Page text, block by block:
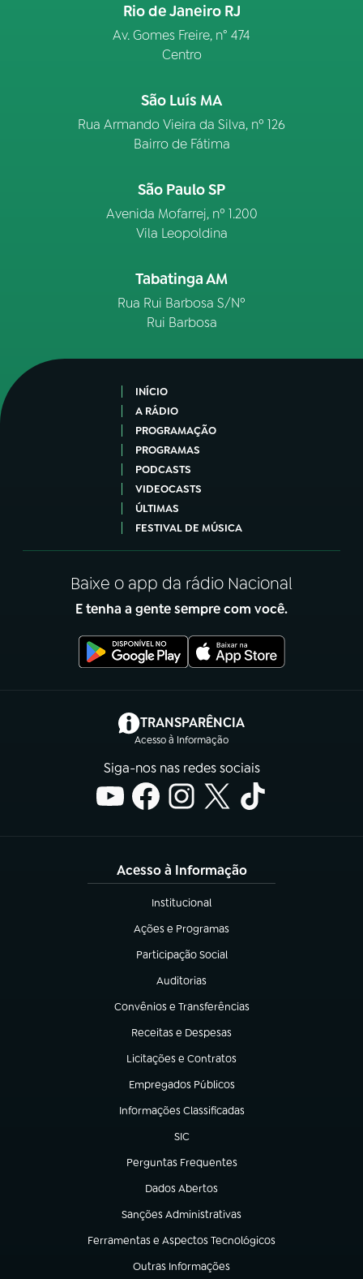
Rio de Janeiro RJ
Av. Gomes Freire, n° 474
Centro
São Luís MA
Rua Armando Vieira da Silva, nº 126
Bairro de Fátima
São Paulo SP
Avenida Mofarrej, nº 1.200
Vila Leopoldina
Tabatinga AM
Rua Rui Barbosa S/Nº
Rui Barbosa
INÍCIO
A RÁDIO
PROGRAMAÇÃO
PROGRAMAS
PODCASTS
VIDEOCASTS
ÚLTIMAS
FESTIVAL DE MÚSICA
Baixe o app da rádio Nacional
E tenha a gente sempre com você.
TRANSPARÊNCIA
Acesso à Informação
(abre em nova aba)
Siga-nos nas redes sociais
Acesso à Informação
Institucional
(abre em nova aba)
Ações e Programas
(abre em nova aba)
Participação Social
(abre em nova aba)
Auditorias
(abre em nova aba)
Convênios e Transferências
(abre em nova aba)
Receitas e Despesas
(abre em nova aba)
Licitações e Contratos
(abre em nova aba)
Empregados Públicos
(abre em nova aba)
Informações Classificadas
(abre em nova aba)
SIC
(abre em nova aba)
Perguntas Frequentes
(abre em nova aba)
Dados Abertos
(abre em nova aba)
Sanções Administrativas
(abre em nova aba)
Ferramentas e Aspectos Tecnológicos
(abre em nova aba)
Outras Informações
(abre em nova aba)